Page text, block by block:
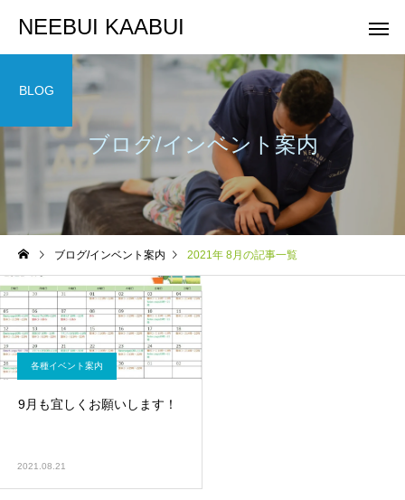
NEEBUI KAABUI
整体コース
スケジュール
10月スケジュールです
スケジュール
9月スケジュールです
ブログ/インベント案内
BLOG
ブログ/インベント案内 2021年 8月の記事一覧
各種イベント案内
9月も宜しくお願いします！
2021.08.21